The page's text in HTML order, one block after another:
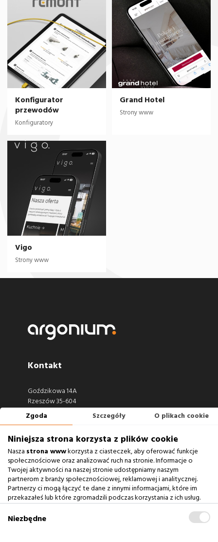
Konfigurator
przewodów
Konfiguratory
Grand Hotel
Strony www
Vigo
Strony www
Kontakt
Goździkowa 14A
Rzeszów 35-604
660 722 441
Zobacz również
Agencja Interaktywna
Baza Wiedzy
Zgoda Szczegóły O plikach cookie
Niniejsza strona korzysta z plików cookie
Nasza strona wwwkorzysta z ciasteczek, aby oferować funkcje
społecznościowe oraz analizować ruch na stronie. Informacje o
Twojej aktywności na naszej stronie udostępniamy naszym
partnerom z branży społecznościowej, reklamowej i analitycznej.
Partnerzy ci mogą łączyć te dane z innymi informacjami, które im
przekazałeś lub które zgromadzili podczas korzystania z ich usług.
na prawidłowe działanie serwisu
Niezbędne